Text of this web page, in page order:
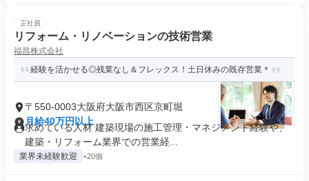
正社員
リフォーム・リノベーションの技術営業
福昌株式会社
経験を活かせる◎残業なし＆フレックス！土日休みの既存営業＊
〒550-0003大阪府大阪市西区京町堀
月給40万円以上
求めている人材 建築現場の施工管理・マネジメント経験や、
建築・リフォーム業界での営業経...
業界未経験歓迎 +20個